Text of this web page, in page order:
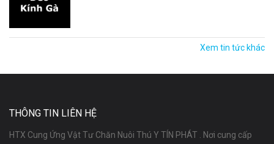
Xem tin tức khác
THÔNG TIN LIÊN HỆ
HTX Cung Ứng Vật Tư Chăn Nuôi Thú Y TÍN PHÁT . Nơi cung cấp